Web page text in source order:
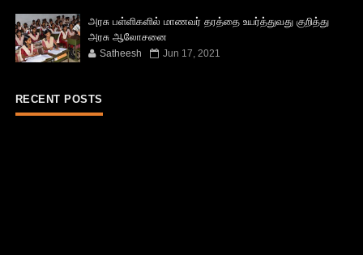
அரசு பள்ளிகளில் மாணவர் தரத்தை உயர்த்துவது குறித்து
அரசு ஆலோசனை
Satheesh Jun 17, 2021
RECENT POSTS